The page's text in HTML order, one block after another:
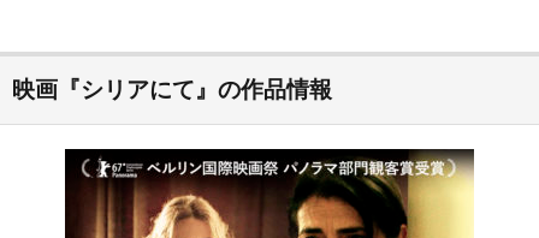
映画『シリアにて』の作品情報